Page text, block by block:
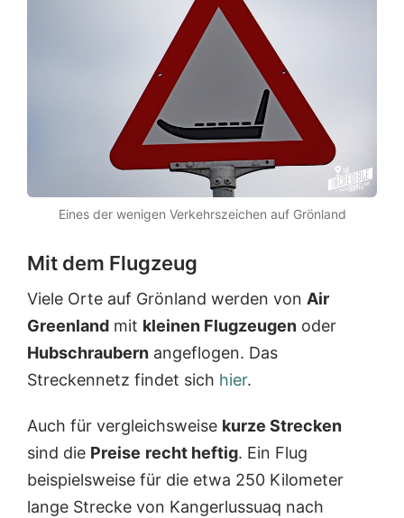
Eines der wenigen Verkehrszeichen auf Grönland
Mit dem Flugzeug
Viele Orte auf Grönland werden von Air
Greenland mit kleinen Flugzeugen oder
Hubschraubern angeflogen. Das
Streckennetz findet sich hier.
Auch für vergleichsweise kurze Strecken
sind die Preise recht heftig. Ein Flug
beispielsweise für die etwa 250 Kilometer
lange Strecke von Kangerlussuaq nach